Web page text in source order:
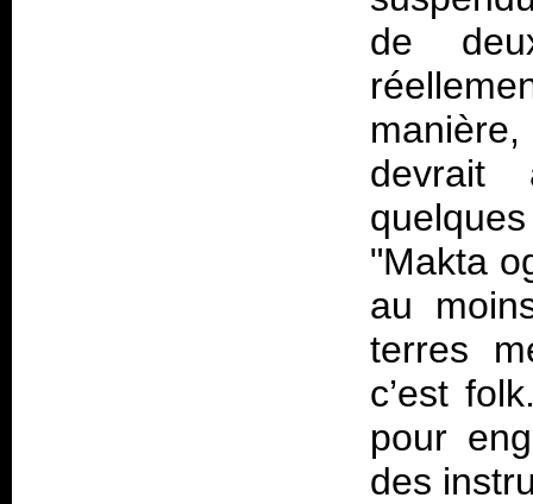
de
devrait
"Makta
au
terres
c’est
pour
des